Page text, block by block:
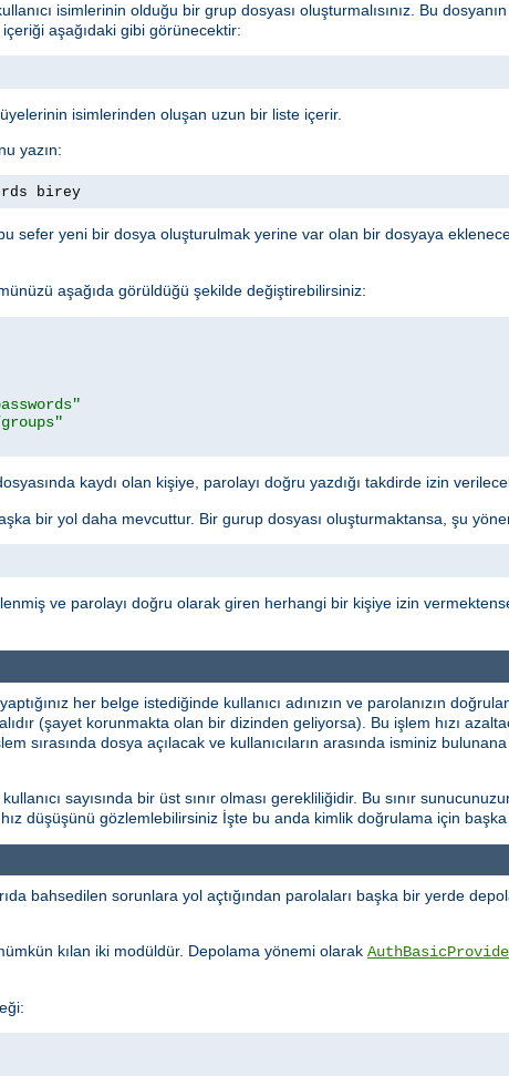
isimlerinin olduğu bir grup dosyası oluşturmalısınız. Bu
aşağıdaki gibi görünecektir:
isimlerinden oluşan uzun bir liste içerir.
yazın:
birey
sefer yeni bir dosya oluşturulmak yerine var olan bir dosyaya
aşağıda görüldüğü şekilde değiştirebilirsiniz:
kaydı olan kişiye, parolayı doğru yazdığı takdirde izin
bir yol daha mevcuttur. Bir gurup dosyası oluşturmaktansa, şu
ve parolayı doğru olarak giren herhangi bir kişiye izin
her belge istediğinde kullanıcı adınızın ve parolanızın
(şayet korunmakta olan bir dizinden geliyorsa). Bu işlem hızı
sırasında dosya açılacak ve kullanıcıların arasında isminiz
sayısında bir üst sınır olması gerekliliğidir. Bu sınır
düşüşünü gözlemlebilirsiniz İşte bu anda kimlik doğrulama için
bahsedilen sorunlara yol açtığından parolaları başka bir yerde
kılan iki modüldür. Depolama yönemi olarak